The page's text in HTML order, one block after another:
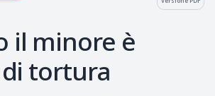
il minore è
tortura